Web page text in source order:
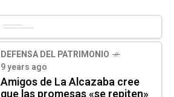
DEFENSA DEL PATRIMONIO
9 years ago
Amigos de La Alcazaba cree